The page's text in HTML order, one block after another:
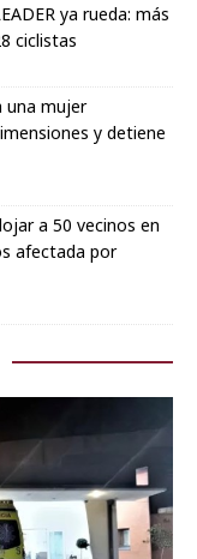
ya rueda: más
ciclistas
una mujer
y detiene
a 50 vecinos en
afectada por